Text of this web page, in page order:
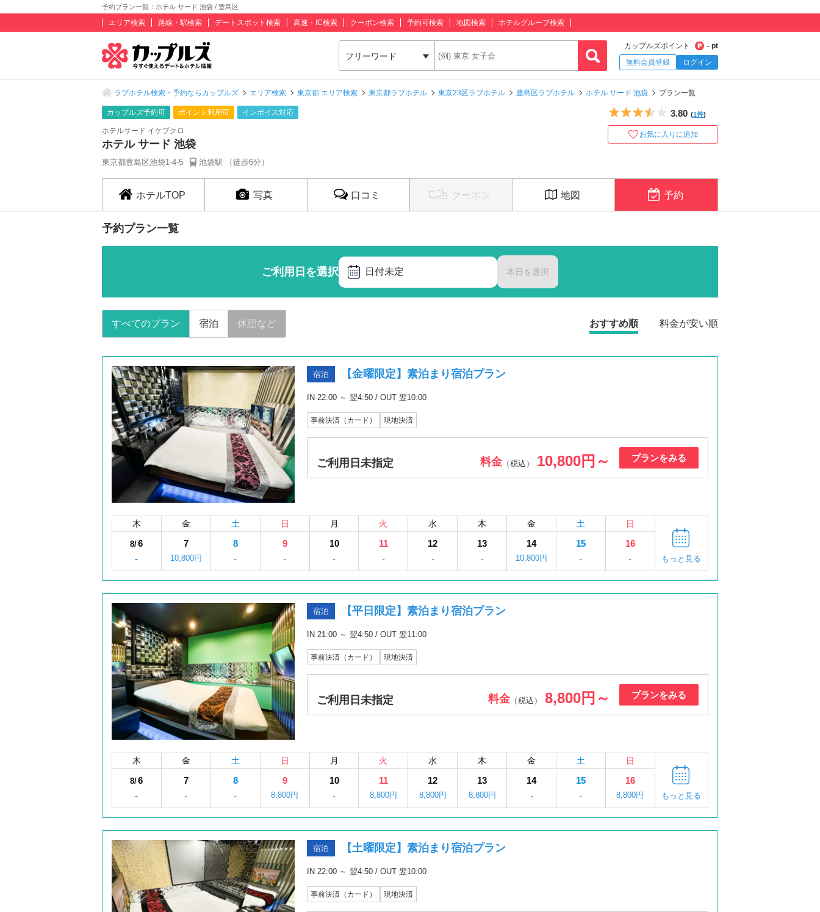
予約プラン一覧：ホテル サード 池袋 / 豊島区
エリア検索 路線・駅検索 デートスポット検索 高速・IC検索 クーポン検索 予約可検索 地図検索 ホテルグループ検索
フリーワード
カップルズポイント
- pt
無料会員登録
ログイン
ラブホテル検索・予約ならカップルズ エリア検索 東京都 エリア検索 東京都ラブホテル 東京23区ラブホテル 豊島区ラブホテル ホテル サード 池袋 プラン一覧
カップルズ予約可 ポイント利用可 インボイス対応
ホテルサード イケブクロ
ホテル サード 池袋
東京都豊島区池袋1-4-5 池袋駅 （徒歩6分）
5つ星のうち3.5
3.80 (1件)
お気に入りに追加
ホテルTOP 写真 口コミ クーポン 地図 予約
予約プラン一覧
ご利用日を選択 日付未定 本日を選択
すべてのプラン 宿泊 休憩など おすすめ順 料金が安い順
宿泊 【金曜限定】素泊まり宿泊プラン
IN 22:00 ～ 翌4:50 / OUT 翌10:00
事前決済（カード） 現地決済
ご利用日未指定 料金（税込） 10,800円～ プランをみる
木 金 土 日 月 火 水 木 金 土 日
8/6
-
7
10,800円
8
-
9
-
10
-
11
-
12
-
13
-
14
10,800円
15
-
16
-
もっと見る
宿泊 【平日限定】素泊まり宿泊プラン
IN 21:00 ～ 翌4:50 / OUT 翌11:00
事前決済（カード） 現地決済
ご利用日未指定 料金（税込） 8,800円～ プランをみる
木 金 土 日 月 火 水 木 金 土 日
8/6
-
7
-
8
-
9
8,800円
10
-
11
8,800円
12
8,800円
13
8,800円
14
-
15
-
16
8,800円 もっと見る
宿泊 【土曜限定】素泊まり宿泊プラン
IN 22:00 ～ 翌4:50 / OUT 翌10:00
事前決済（カード） 現地決済